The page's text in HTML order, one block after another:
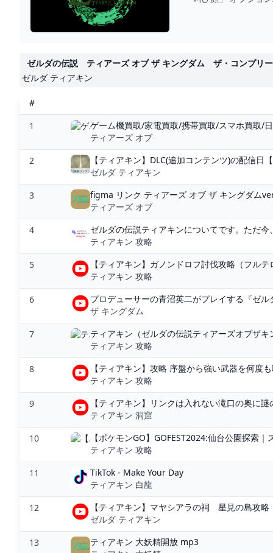
ゼルダの伝説 ティアーズ オブ ザ キングダム ザ・コンプリ
ゼルダ ティアキン
#
1
ゲーム機買取/家電買取/携帯買取/スマホ買取/
ティアーズ オブ
2
【ティアキン】DLC(追加コンテンツ)の配信
ゼルダ ティアキン
3
figma リンク ティアーズ オブ ザ キングダム
ティアーズ オブ
4
ゼルダの伝説ティアキンについてです。ただ
ティアキン 攻略
5
【ティアキン】ガノンドロフ討伐攻略（フル
ティアキン 攻略
6
プロデューサーの青沼英二がプレイする『ゼ
ザ キングダム
7
ティアキン（ゼルダの伝説ティアーズオブザ
ティアキン 攻略
8
【ティアキン】攻略 序盤から強い武器を何度
ティアキン 攻略
9
【ティアキン】リンクは入れない滝口の奥に
ティアキン 洞窟
10
【ポケモンGO】GOFEST2024:仙台公園探索
ティアキン 攻略
11
TikTok - Make Your Day
ティアキン 白龍
12
【ティアキン】マヤシアラの祠 星見の島攻
ゼルダ ティアキン
13
ティアキン 大妖精開放 mp3